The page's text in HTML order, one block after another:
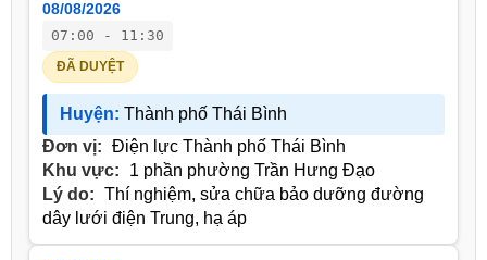
08/08/2026
07:00 - 11:30
ĐÃ DUYỆT
Huyện: Thành phố Thái Bình
Đơn vị: Điện lực Thành phố Thái Bình
Khu vực:
1 phần phường Trần Hưng Đạo
Lý do: Thí nghiệm, sửa chữa bảo dưỡng đường
dây lưới điện Trung, hạ áp